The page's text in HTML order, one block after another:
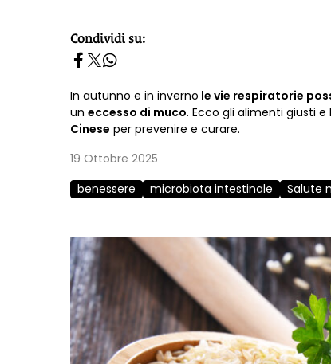
homepage h2
Condividi su:
In autunno e in inverno le vie respiratorie
un eccesso di muco. Ecco gli alimenti giusti
Cinese per prevenire e curare.
19 Ottobre 2025
benessere
microbiota intestinale Salute